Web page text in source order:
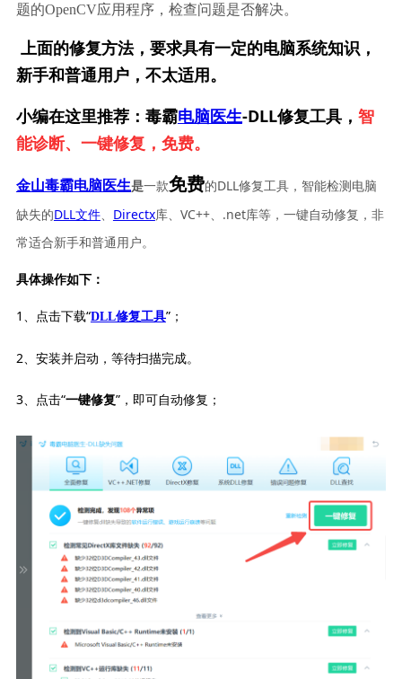
题的OpenCV应用程序，检查问题是否解决。
上面的修复方法，要求具有一定的电脑系统知识，
新手和普通用户，不太适用。
小编在这里推荐：毒霸电脑医生-DLL修复工具， 智
能诊断、一键修复，免费。
金山毒霸电脑医生是一款免费的DLL修复工具，智能检测电脑
缺失的DLL文件、 Directx库、VC++、.net库等，一键自动修复，非
常适合新手和普通用户。
具体操作如下：
1、点击下载“DLL修复工具”；
2、安装并启动，等待扫描完成。
3、点击“一键修复”，即可自动修复；